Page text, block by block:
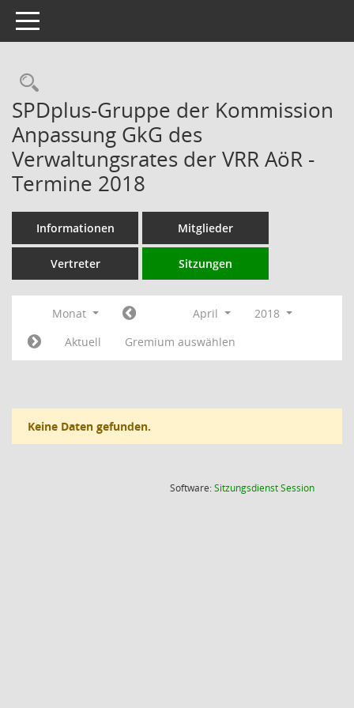
Toggle navigation
Rechercheauswahl
SPDplus-Gruppe der Kommission
Anpassung GkG des
Verwaltungsrates der VRR AöR -
Termine 2018
Informationen Mitglieder
Vertreter Sitzungen
Monat April
2018
Aktuell
Gremium auswählen
Keine Daten gefunden.
Software:SitzungsdienstSession(Wird in